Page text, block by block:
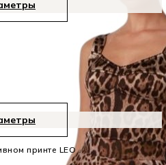
принте LEO